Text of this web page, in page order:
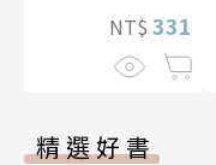
NT$ 331
精選好書